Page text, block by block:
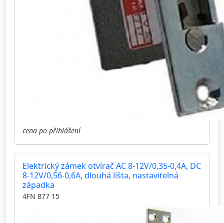
cena po přihlášení
Elektrický zámek otvírač AC 8-12V/0,35-0,4A, DC
8-12V/0,56-0,6A, dlouhá lišta, nastavitelná
západka
4FN 877 15